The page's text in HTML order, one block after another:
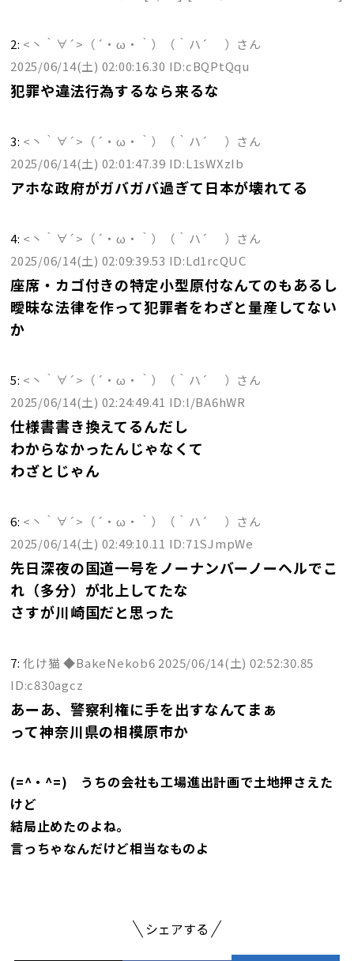
2: <丶｀∀´>（´・ω・｀）（｀ハ´ ）さん
2025/06/14(土) 02:00:16.30 ID:cBQPtQqu
犯罪や違法行為するなら来るな
3: <丶｀∀´>（´・ω・｀）（｀ハ´ ）さん
2025/06/14(土) 02:01:47.39 ID:L1sWXzIb
アホな政府がガバガバ過ぎて日本が壊れてる
4: <丶｀∀´>（´・ω・｀）（｀ハ´ ）さん
2025/06/14(土) 02:09:39.53 ID:Ld1rcQUC
座席・カゴ付きの特定小型原付なんてのもあるし
曖昧な法律を作って犯罪者をわざと量産してない
か
5: <丶｀∀´>（´・ω・｀）（｀ハ´ ）さん
2025/06/14(土) 02:24:49.41 ID:l/BA6hWR
仕様書書き換えてるんだし
わからなかったんじゃなくて
わざとじゃん
6: <丶｀∀´>（´・ω・｀）（｀ハ´ ）さん
2025/06/14(土) 02:49:10.11 ID:71SJmpWe
先日深夜の国道一号をノーナンバーノーヘルでこ
れ（多分）が北上してたな
さすが川崎国だと思った
7:化け猫 ◆BakeNekob6 2025/06/14(土) 02:52:30.85
ID:c830agcz
あーあ、警察利権に手を出すなんてまぁ
って神奈川県の相模原市か
(=^・^=) うちの会社も工場進出計画で土地押さえた
けど
結局止めたのよね。
言っちゃなんだけど相当なものよ
シェアする